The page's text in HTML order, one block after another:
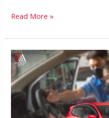
Read More »
Aksesoris
Mobil
Wajib
Punya
Kenyamanan